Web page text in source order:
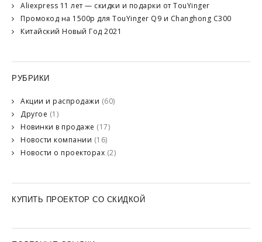
Aliexpress 11 лет — скидки и подарки от TouYinger
Промокод на 1500р для TouYinger Q9 и Changhong C300
Китайский Новый Год 2021
РУБРИКИ
Акции и распродажи (60)
Другое (1)
Новинки в продаже (17)
Новости компании (16)
Новости о проекторах (2)
КУПИТЬ ПРОЕКТОР СО СКИДКОЙ